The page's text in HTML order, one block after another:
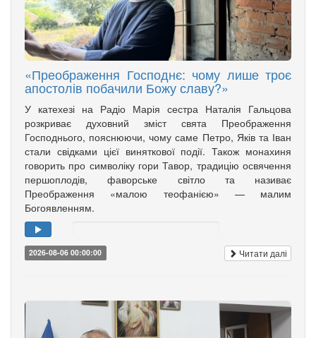
«Преображення Господнє: чому лише троє
апостолів побачили Божу славу?»
У катехезі на Радіо Марія сестра Наталія Гальцова
розкриває духовний зміст свята Преображення
Господнього, пояснюючи, чому саме Петро, Яків та Іван
стали свідками цієї виняткової події. Також монахиня
говорить про символіку гори Тавор, традицію освячення
першоплодів, фаворське світло та називає
Преображення «малою теофанією» — малим
Богоявленням.
2026-08-06 00:00:00 Читати далі